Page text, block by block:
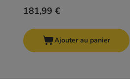
181,99 €
Ajouter au panier